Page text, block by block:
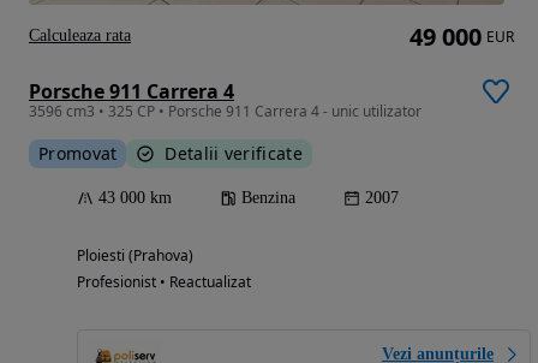
Porsche 911 Carrera 4
3596 cm3 • 325 CP • Porsche 911 Carrera 4 - unic utilizator
Promovat Detalii verificate
43 000 km Benzina 2007
Ploiesti (Prahova)
Profesionist • Reactualizat
Vezi anunțurile
49 000 EUR
Calculeaza rata